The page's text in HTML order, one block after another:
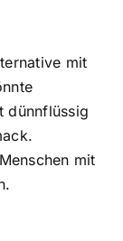
mit
dünnflüssig
mit